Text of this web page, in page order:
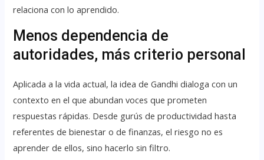
relaciona con lo aprendido.
Menos dependencia de
autoridades, más criterio personal
Aplicada a la vida actual, la idea de Gandhi dialoga con un
contexto en el que abundan voces que prometen
respuestas rápidas. Desde gurús de productividad hasta
referentes de bienestar o de finanzas, el riesgo no es
aprender de ellos, sino hacerlo sin filtro.